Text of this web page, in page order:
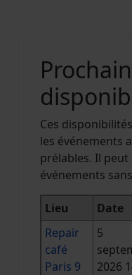
Ces
les événements
prélables. Il
événements
Lieu Date
Repair
café
Paris 9
5
2026